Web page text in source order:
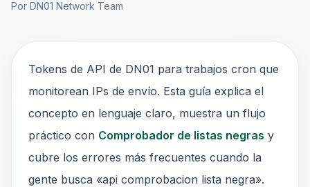
Por DN01 Network Team
Tokens de API de DN01 para trabajos cron que
monitorean IPs de envío. Esta guía explica el
concepto en lenguaje claro, muestra un flujo
práctico con Comprobador de listas negras y
cubre los errores más frecuentes cuando la
gente busca «api comprobacion lista negra».